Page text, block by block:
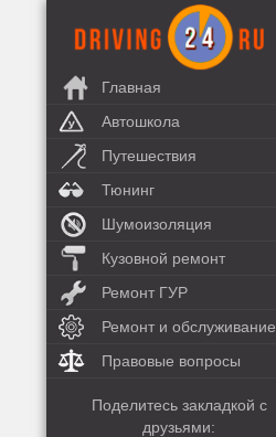
Главная
Автошкола
Путешествия
Тюнинг
Шумоизоляция
Кузовной ремонт
Ремонт ГУР
Ремонт и обслуживание
Правовые вопросы
Поделитесь закладкой с
друзьями: